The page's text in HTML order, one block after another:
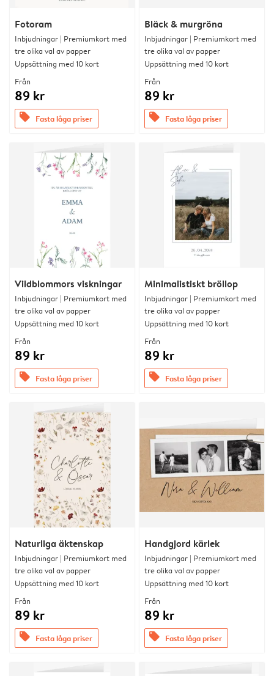
Fotoram
Inbjudningar | Premiumkort med
tre olika val av papper
Uppsättning med 10 kort
Från
89 kr
offers Fasta låga priser
Bläck & murgröna
Inbjudningar | Premiumkort med
tre olika val av papper
Uppsättning med 10 kort
Från
89 kr
offers Fasta låga priser
Vildblommors viskningar
Inbjudningar | Premiumkort med
tre olika val av papper
Uppsättning med 10 kort
Från
89 kr
offers Fasta låga priser
Minimalistiskt bröllop
Inbjudningar | Premiumkort med
tre olika val av papper
Uppsättning med 10 kort
Från
89 kr
offers Fasta låga priser
Naturliga äktenskap
Inbjudningar | Premiumkort med
tre olika val av papper
Uppsättning med 10 kort
Från
89 kr
offers Fasta låga priser
Handgjord kärlek
Inbjudningar | Premiumkort med
tre olika val av papper
Uppsättning med 10 kort
Från
89 kr
offers Fasta låga priser